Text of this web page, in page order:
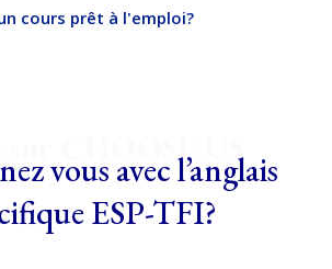
cours prêt à l'emploi?
sur CHOOSE US
vous avec l’anglais
ESP-TFI?